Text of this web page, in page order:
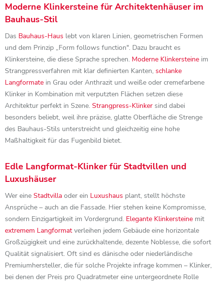
Moderne Klinkersteine für Architektenhäuser im
Bauhaus-Stil
Das Bauhaus-Haus lebt von klaren Linien, geometrischen Formen
und dem Prinzip „Form follows function". Dazu braucht es
Klinkersteine, die diese Sprache sprechen. Moderne Klinkersteine im
Strangpressverfahren mit klar definierten Kanten, schlanke
Langformate in Grau oder Anthrazit und weiße oder cremefarbene
Klinker in Kombination mit verputzten Flächen setzen diese
Architektur perfekt in Szene. Strangpress-Klinker sind dabei
besonders beliebt, weil ihre präzise, glatte Oberfläche die Strenge
des Bauhaus-Stils unterstreicht und gleichzeitig eine hohe
Maßhaltigkeit für das Fugenbild bietet.
Edle Langformat-Klinker für Stadtvillen und
Luxushäuser
Wer eine Stadtvilla oder ein Luxushaus plant, stellt höchste
Ansprüche – auch an die Fassade. Hier stehen keine Kompromisse,
sondern Einzigartigkeit im Vordergrund. Elegante Klinkersteine mit
extremem Langformat verleihen jedem Gebäude eine horizontale
Großzügigkeit und eine zurückhaltende, dezente Noblesse, die sofort
Qualität signalisiert. Oft sind es dänische oder niederländische
Premiumhersteller, die für solche Projekte infrage kommen – Klinker,
bei denen der Preis pro Quadratmeter eine untergeordnete Rolle